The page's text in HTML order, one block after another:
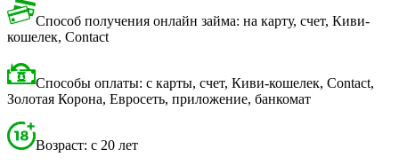
Способ получения онлайн займа: на карту, счет, Киви-
кошелек, Contact
Способы оплаты: с карты, счет, Киви-кошелек, Contact,
Золотая Корона, Евросеть, приложение, банкомат
Возраст: с 20 лет